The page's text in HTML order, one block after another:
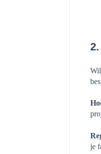
je